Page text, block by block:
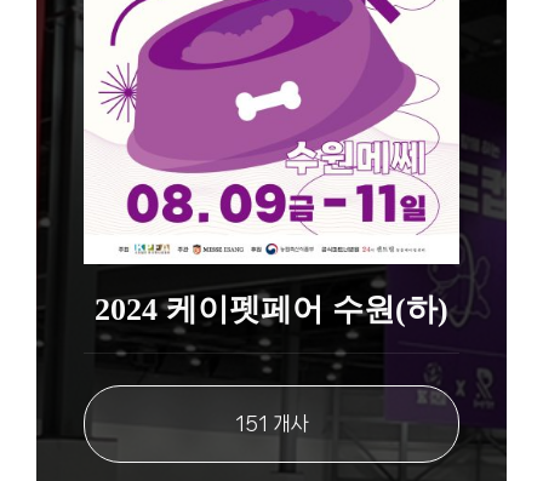
2024 케이펫페어 수원(하)
151 개사